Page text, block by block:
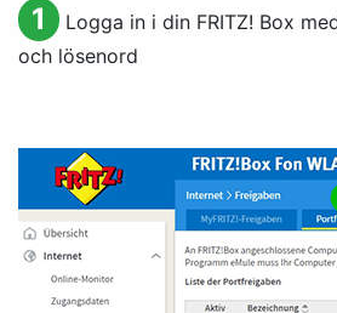
1
Logga in i din FRITZ! Box
och lösenord